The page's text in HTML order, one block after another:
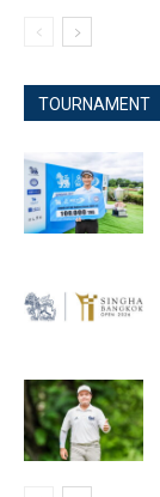
TOURNAMENT